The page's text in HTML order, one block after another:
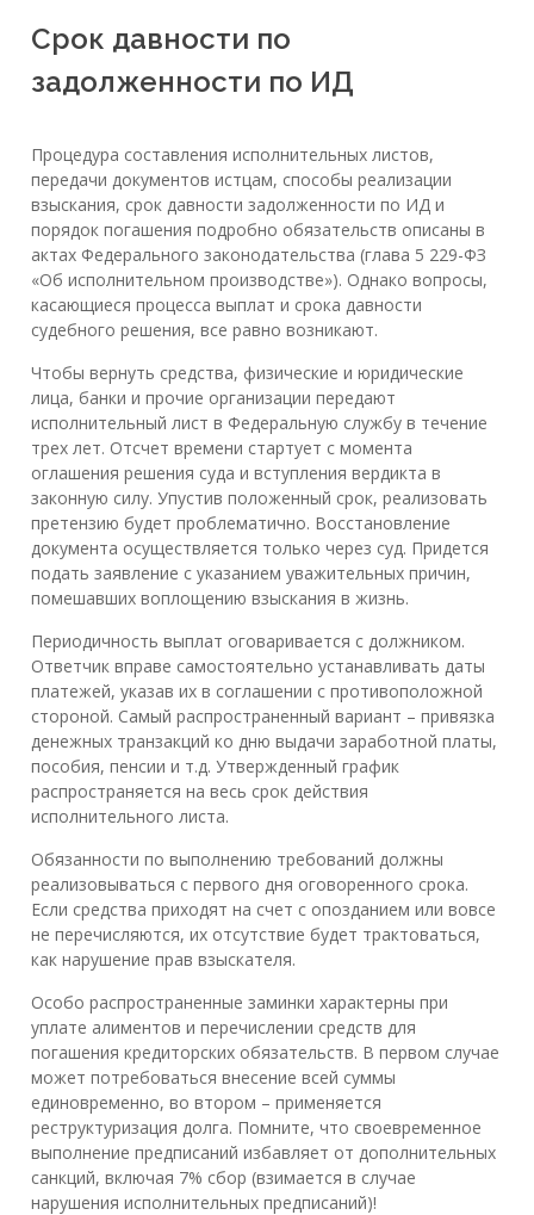
Срок давности по
задолженности по ИД
Процедура составления исполнительных листов,
передачи документов истцам, способы реализации
взыскания, срок давности задолженности по ИД и
порядок погашения подробно обязательств описаны в
актах Федерального законодательства (глава 5 229-ФЗ
«Об исполнительном производстве»). Однако вопросы,
касающиеся процесса выплат и срока давности
судебного решения, все равно возникают.
Чтобы вернуть средства, физические и юридические
лица, банки и прочие организации передают
исполнительный лист в Федеральную службу в течение
трех лет. Отсчет времени стартует с момента
оглашения решения суда и вступления вердикта в
законную силу. Упустив положенный срок, реализовать
претензию будет проблематично. Восстановление
документа осуществляется только через суд. Придется
подать заявление с указанием уважительных причин,
помешавших воплощению взыскания в жизнь.
Периодичность выплат оговаривается с должником.
Ответчик вправе самостоятельно устанавливать даты
платежей, указав их в соглашении с противоположной
стороной. Самый распространенный вариант – привязка
денежных транзакций ко дню выдачи заработной платы,
пособия, пенсии и т.д. Утвержденный график
распространяется на весь срок действия
исполнительного листа.
Обязанности по выполнению требований должны
реализовываться с первого дня оговоренного срока.
Если средства приходят на счет с опозданием или вовсе
не перечисляются, их отсутствие будет трактоваться,
как нарушение прав взыскателя.
Особо распространенные заминки характерны при
уплате алиментов и перечислении средств для
погашения кредиторских обязательств. В первом случае
может потребоваться внесение всей суммы
единовременно, во втором – применяется
реструктуризация долга. Помните, что своевременное
выполнение предписаний избавляет от дополнительных
санкций, включая 7% сбор (взимается в случае
нарушения исполнительных предписаний)!